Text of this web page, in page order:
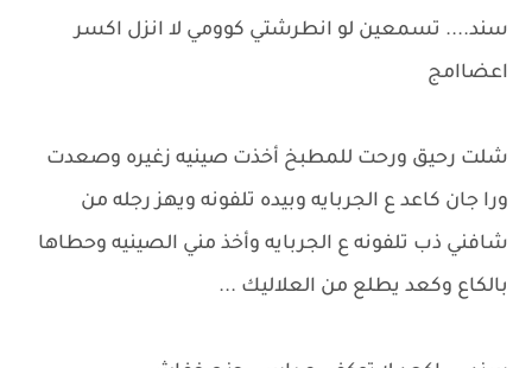
سند.... تسمعين لو انطرشتي كوومي لا انزل اكسر
اعضاامج
شلت رحيق ورحت للمطبخ أخذت صينيه زغيره وصعدت
ورا جان كاعد ع الجربايه وبيده تلفونه ويهز رجله من
شافني ذب تلفونه ع الجربايه وأخذ مني الصينيه وحطاها
بالكاع وكعد يطلع من العلاليك ...